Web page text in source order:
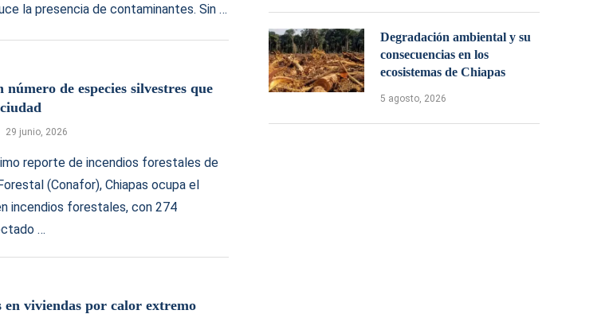
la presencia de contaminantes. Sin …
de especies silvestres que
29 junio, 2026
reporte de incendios forestales de
(Conafor), Chiapas ocupa el
incendios forestales, con 274
…
en viviendas por calor extremo
Degradación ambiental y su
consecuencias en los
ecosistemas de Chiapas
5 agosto, 2026